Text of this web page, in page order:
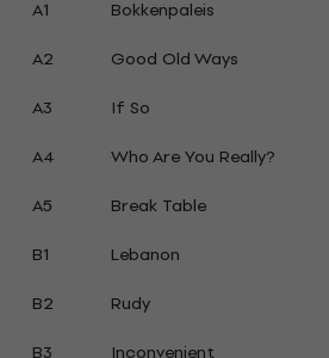
A1
Bokkenpaleis
A2
Good Old Ways
A3
If So
A4
Who Are You Really?
A5
Break Table
B1
Lebanon
B2
Rudy